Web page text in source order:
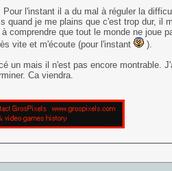
l'instant il a du mal à réguler la
quand je me plains que c'est trop dur, il
comprendre que tout le monde ne joue
vite et m'écoute (pour l'instant
).
un mais il n'est pas encore montrable.
Ca viendra.